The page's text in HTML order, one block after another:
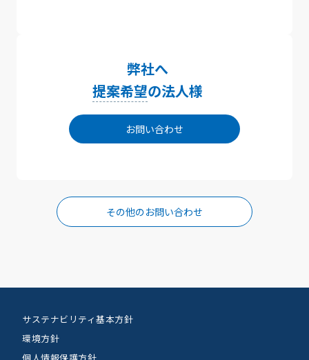
弊社へ
提案希望の法人様
お問い合わせ
その他のお問い合わせ
サステナビリティ基本方針
環境方針